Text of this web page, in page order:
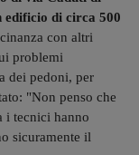
edificio di circa 500
con altri
problemi
dei pedoni, per
"Non penso che
i tecnici hanno
sicuramente il